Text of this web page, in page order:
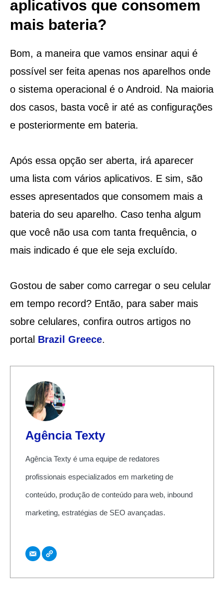
aplicativos que consomem
mais bateria?
Bom, a maneira que vamos ensinar aqui é
possível ser feita apenas nos aparelhos onde
o sistema operacional é o Android. Na maioria
dos casos, basta você ir até as configurações
e posteriormente em bateria.
Após essa opção ser aberta, irá aparecer
uma lista com vários aplicativos. E sim, são
esses apresentados que consomem mais a
bateria do seu aparelho. Caso tenha algum
que você não usa com tanta frequência, o
mais indicado é que ele seja excluído.
Gostou de saber como carregar o seu celular
em tempo record? Então, para saber mais
sobre celulares, confira outros artigos no
portal Brazil Greece.
Agência Texty
Agência Texty é uma equipe de redatores
profissionais especializados em marketing de
conteúdo, produção de conteúdo para web, inbound
marketing, estratégias de SEO avançadas.